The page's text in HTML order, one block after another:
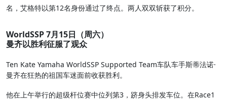
名，艾格特以第12名身份通过了终点。两人双双斩获了积分。
WorldSSP 7月15日（周六）
曼齐以胜利征服了观众
Ten Kate Yamaha WorldSSP Supported Team车队车手斯蒂法诺·
曼齐在狂热的祖国车迷面前收获胜利。
他在上午举行的超级杆位赛中位列第3，跻身头排发车位。在Race1